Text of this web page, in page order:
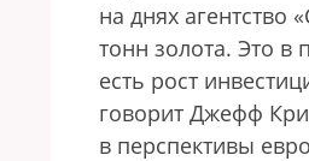
на днях агентство
тонн золота. Это в
есть рост
говорит Джефф
в перспективы